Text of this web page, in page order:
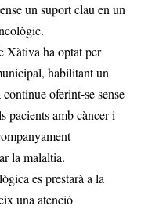
un suport clau en un
Xàtiva ha optat per
habilitant un
oferint-se sense
pacients amb càncer i
la malaltia.
es prestarà a la
una atenció